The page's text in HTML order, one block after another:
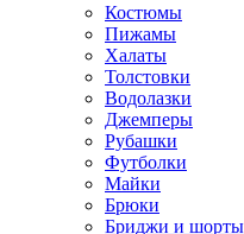
Костюмы
Пижамы
Халаты
Толстовки
Водолазки
Джемперы
Рубашки
Футболки
Майки
Брюки
Бриджи и шорты